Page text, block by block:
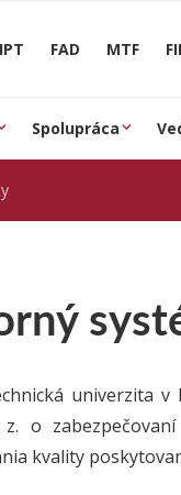
FAD MTF
Spolupráca
univerzita
z. o
kvality